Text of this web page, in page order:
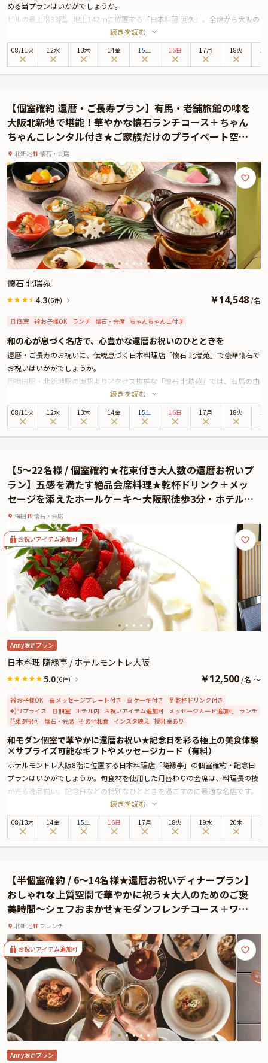
める当プランはいかがでしょうか。
ビルの最上階33階、地上142ｍに位置する「日本料理 河久」。全席から大阪の
景色を一望できる贅沢な空間で、本格的な和食を堪能できる名店です。
本プランでは、ご年配の方でもゆったりとくつろげる掘りごたつ式の完全個室
をご用意いたします。和のテイストが施された空間から眺める大阪の街並みに
な器でご用意いたします。幅広い年齢の方々にご満足いただける上品な味に仕
上がったお食事の数々をお楽しみください。
最高のロケーションと、美味しいお食事でごゆっくりとお祝いのひと時をお過
ごしください。
続きを読む
08/11火 12水 13木 14金 15土 16日 17月 18火
【個室確約 還暦・ご長寿プラン】有馬・老舗旅館の味を
大阪北新地で堪能！華やかな懐石ランチコース＋ちゃん
ちゃんこレンタル付き★ご家族だけのプライベート空間
で盛大に還暦お祝い
北新地 懐石・会席
懐石 北瑞苑
4.3(6件) ￥14,548 /名
個室 お子様OK ランチ 懐石・会席 ちゃんちゃんこ付き
和の心が息づく名店で、心豊かな還暦お祝いのひとときを
還暦・ご長寿のお祝いに、伝統息づく日本料理店「懐石 北瑞苑」で豪華懐石で
お祝いはいかがでしょうか。
西梅田駅・北新地駅の両駅よりアクセス抜群な「懐石 北瑞苑」では、有馬の由
緒ある旅館「中の坊瑞苑」の別邸として、季節感あふれる伝統の懐石料理をご
提供しております。
本プランでは、見た目にも華やかなお祝い仕様の懐石ランチをお召し上がりい
ちゃんこを貸出いたします。記念撮影も承りますので、当日はスタッフまでぜ
ひお気軽にお声がけください。
続きを読む
08/11火 12水 13木 14金 15土 16日 17月 18火
【5〜22名様 / 個室確約★花束付き大人数の還暦お祝いプ
ラン】五感を満たす絶品会席料理★乾杯ドリンク＋メッ
セージを添えたホールケーキ〜大阪駅徒歩3分・ホテルモ
ントレ大阪
梅田 懐石・会席
お祝いアイテム追加可
Anny限定プラン
日本料理 隨縁亭 / ホテルモントレ大阪
5.0(6件) ￥12,500 /名 ～
お子様OK メッセージプレート付き ケーキ付き
乾杯ドリンク付き
サプライズ
個室 ホテル内 お祝いアイテム追加可 メッセージカード追加可 ランチ
花束選択可 懐石・会席 その他和食 インスタ映え 授乳室あり
和モダン個室で華やかに還暦お祝い★記念日を彩る極上の美食体験
×サプライズ可能なギフトやメッセージカード（有料）
ホテルモントレ大阪8階に位置する日本料理店「隨縁亭」の個室確約・記念日
プランはいかがでしょうか。旬食材を使用した月替わりの会席は、料理長の技
が光る逸品揃い。記念日などの特別なひとときを過ごすのに最適な名店です。
お召し上がりいただくのは、四季折々の厳選食材を使用した彩り豊かな特別会
席。料理長のこだわりが詰まった逸品は目にも美しく、記憶に残る美食体験に
なることでしょう。居心地の良い上質な和モダン個室で、極上の会席料理を心
かけがえのない記念日に相応しい、洗練と落ち着きが調和した美食の体験を
「隨縁亭」がお届けいたします。
★Anny限定オプション★
本プランでは、Anny限定のギフトや花束、メッセージカードをお付けすること
ができます。メッセージカードは着席時に、ギフトはデザートタイムにご予約
主様にお渡し致しますので、サプライズ演出にお役立てください。とっておき
のお祝いシーンを心を込めてお手伝いさせていただきます。
続きを読む
08/13木 14金 15土 16日 17月 18火 19水 20木
【半個室確約 / 6〜14名様★還暦お祝いディナープラン】
おしゃれな上質空間で華やかに祝う★大人のためのご褒
美時間〜シェフおまかせ★モダンフレンチコース＋ワイ
ンペアリング3種＋メッセージ付プレート★店内装飾のオ
プション有★ライズホテル大阪北新地・北新地駅徒歩5分
北新地 フレンチ
お祝いアイテム追加可
Anny限定プラン